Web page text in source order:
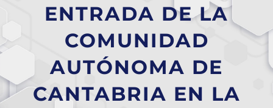
ENTRADA DE LA
COMUNIDAD
AUTÓNOMA DE
CANTABRIA EN LA